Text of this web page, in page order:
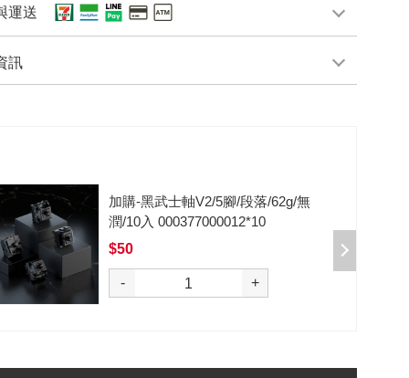
運送
訊
加購-黑武士軸V2/5腳/段落/62g/無
潤/10入 000377000012*10
$50
- +